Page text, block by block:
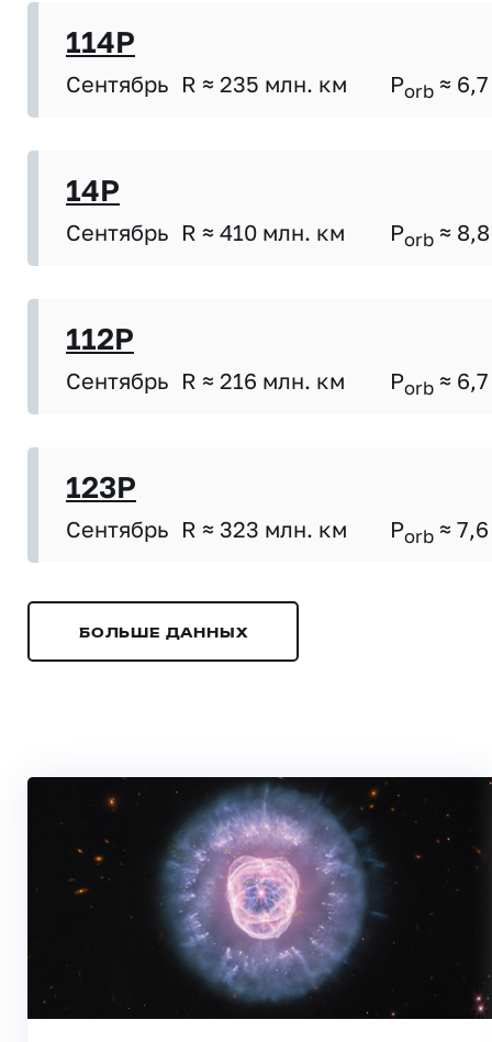
114P
Сентябрь R ≈ 235 млн. км Porb ≈ 6,7
14P
Сентябрь R ≈ 410 млн. км Porb ≈ 8,8
112P
Сентябрь R ≈ 216 млн. км Porb ≈ 6,7
123P
Сентябрь R ≈ 323 млн. км Porb ≈ 7,6
БОЛЬШЕ ДАННЫХ